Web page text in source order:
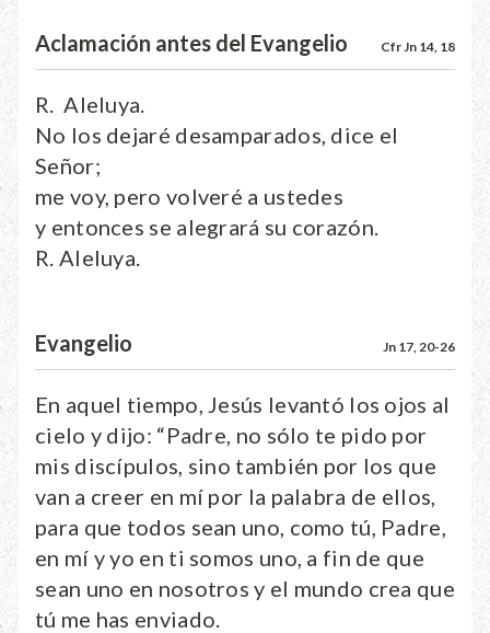
Aclamación antes del Evangelio Cfr Jn 14, 18
R. Aleluya.
No los dejaré desamparados, dice el
Señor;
me voy, pero volveré a ustedes
y entonces se alegrará su corazón.
R. Aleluya.
Evangelio Jn 17, 20-26
En aquel tiempo, Jesús levantó los ojos al
cielo y dijo: “Padre, no sólo te pido por
mis discípulos, sino también por los que
van a creer en mí por la palabra de ellos,
para que todos sean uno, como tú, Padre,
en mí y yo en ti somos uno, a fin de que
sean uno en nosotros y el mundo crea que
tú me has enviado.